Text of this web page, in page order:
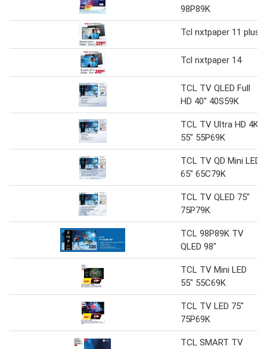
98P89K
Tcl nxtpaper 11 plus
Tcl nxtpaper 14
TCL TV QLED Full
HD 40" 40S59K
TCL TV Ultra HD 4K
55" 55P69K
TCL TV QD Mini LED
65" 65C79K
TCL TV QLED 75"
75P79K
TCL 98P89K TV
QLED 98"
TCL TV Mini LED
55" 55C69K
TCL TV LED 75"
75P69K
TCL SMART TV